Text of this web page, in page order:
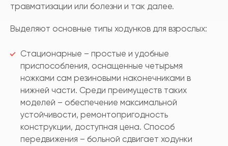
травматизации или болезни и так далее.
Выделяют основные типы ходунков для взрослых:
Стационарные – простые и удобные
приспособления, оснащенные четырьмя
ножками сам резиновыми наконечниками в
нижней части. Среди преимуществ таких
моделей – обеспечение максимальной
устойчивости, ремонтопригодность
конструкции, доступная цена. Способ
передвижения – больной сдвигает ходунки